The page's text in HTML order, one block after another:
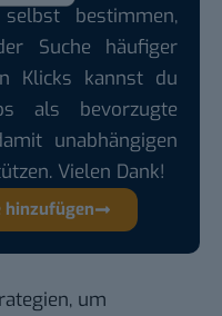
bestimmen,
Suche häufiger
Klicks kannst du
als bevorzugte
unabhängigen
Vielen Dank!
hinzufügen
um